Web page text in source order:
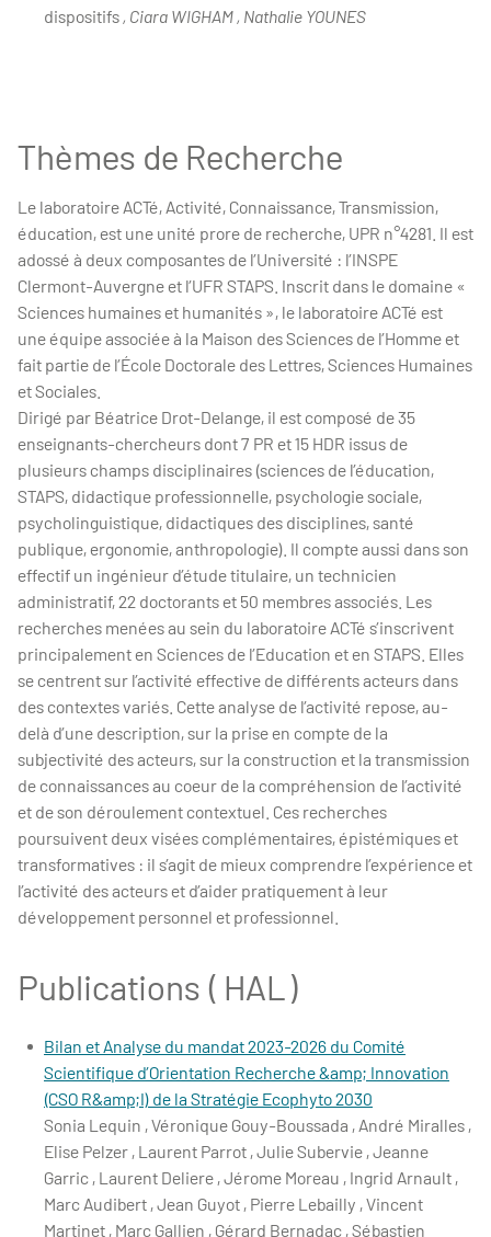
dispositifs , Ciara WIGHAM , Nathalie YOUNES
Thèmes de Recherche
Le laboratoire ACTé, Activité, Connaissance, Transmission,
éducation, est une unité prore de recherche, UPR n°4281. Il est
adossé à deux composantes de l’Université : l’INSPE
Clermont-Auvergne et l’UFR STAPS. Inscrit dans le domaine «
Sciences humaines et humanités », le laboratoire ACTé est
une équipe associée à la Maison des Sciences de l’Homme et
fait partie de l’École Doctorale des Lettres, Sciences Humaines
et Sociales.
Dirigé par Béatrice Drot-Delange, il est composé de 35
enseignants-chercheurs dont 7 PR et 15 HDR issus de
plusieurs champs disciplinaires (sciences de l’éducation,
STAPS, didactique professionnelle, psychologie sociale,
psycholinguistique, didactiques des disciplines, santé
publique, ergonomie, anthropologie). Il compte aussi dans son
effectif un ingénieur d’étude titulaire, un technicien
administratif, 22 doctorants et 50 membres associés. Les
recherches menées au sein du laboratoire ACTé s’inscrivent
principalement en Sciences de l’Education et en STAPS. Elles
se centrent sur l’activité effective de différents acteurs dans
des contextes variés. Cette analyse de l’activité repose, au-
delà d’une description, sur la prise en compte de la
subjectivité des acteurs, sur la construction et la transmission
de connaissances au coeur de la compréhension de l’activité
et de son déroulement contextuel. Ces recherches
poursuivent deux visées complémentaires, épistémiques et
transformatives : il s’agit de mieux comprendre l’expérience et
l’activité des acteurs et d’aider pratiquement à leur
développement personnel et professionnel.
Publications ( HAL )
Bilan et Analyse du mandat 2023-2026 du Comité
Scientifique d’Orientation Recherche &amp; Innovation
(CSO R&amp;I) de la Stratégie Ecophyto 2030
Sonia Lequin , Véronique Gouy-Boussada , André Miralles ,
Elise Pelzer , Laurent Parrot , Julie Subervie , Jeanne
Garric , Laurent Deliere , Jérome Moreau , Ingrid Arnault ,
Marc Audibert , Jean Guyot , Pierre Lebailly , Vincent
Martinet , Marc Gallien , Gérard Bernadac , Sébastien